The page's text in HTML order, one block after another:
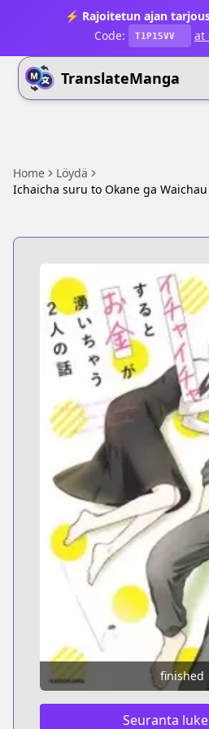
⚡ Rajoitetun ajan
Code:
T1P15VV at
TranslateManga
Home
Löydä
Ichaicha suru to Okane ga
finished
Seuranta